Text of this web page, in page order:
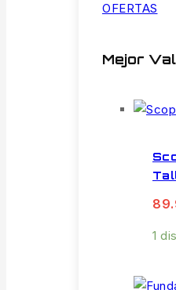
OFERTAS
Mejor
1